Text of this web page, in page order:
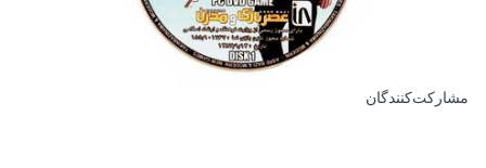
مشارکت‌کنندگان